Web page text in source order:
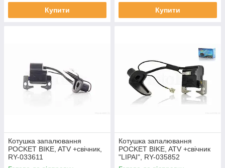
Купити Купити
Котушка запалювання
POCKET BIKE, ATV +свічник,
RY-033611
Котушка запалювання
POCKET BIKE, ATV +свічник
"LIPAI", RY-035852